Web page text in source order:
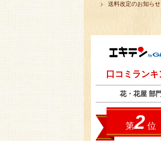
送料改定のお知らせ